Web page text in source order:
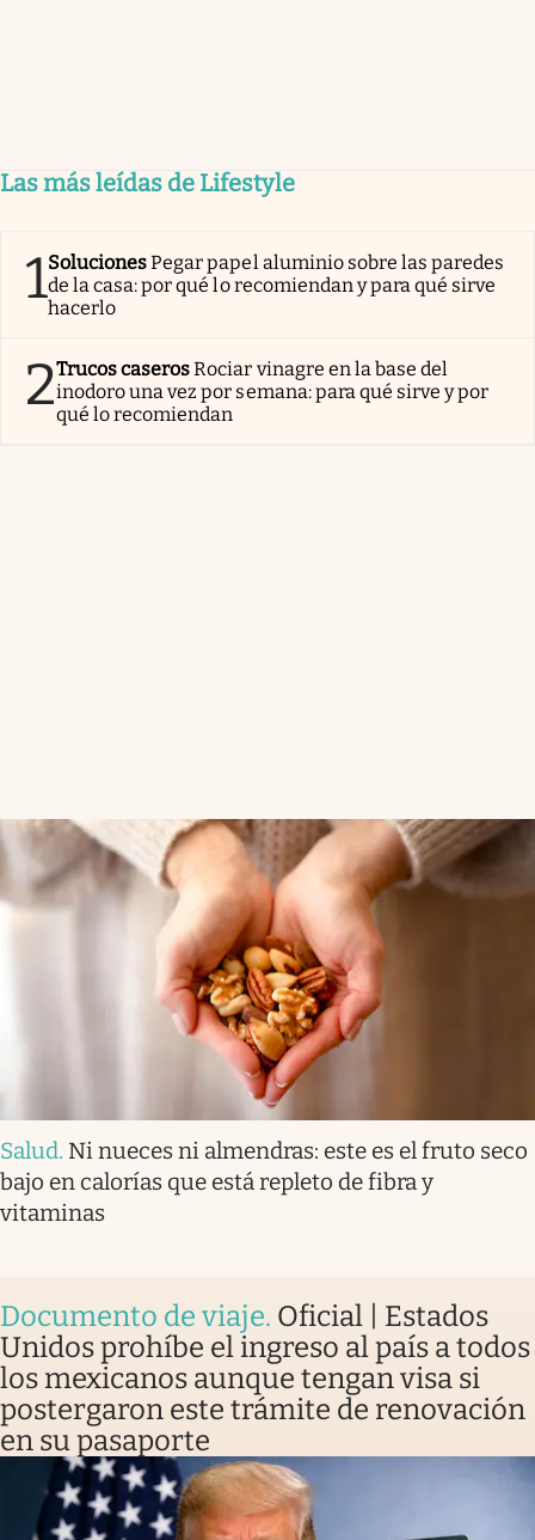
Las más leídas de Lifestyle
1SolucionesPegar papel aluminio sobre las paredes
de la casa: por qué lo recomiendan y para qué sirve
hacerlo
2Trucos caserosRociar vinagre en la base del
inodoro una vez por semana: para qué sirve y por
qué lo recomiendan
Salud. Ni nueces ni almendras: este es el fruto seco
bajo en calorías que está repleto de fibra y
vitaminas
Documento de viaje. Oficial | Estados
Unidos prohíbe el ingreso al país a todos
los mexicanos aunque tengan visa si
postergaron este trámite de renovación
en su pasaporte